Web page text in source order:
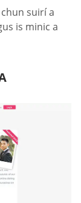
suirí a
is minic a